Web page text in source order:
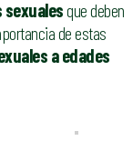
sexualesque deben
de estas
a edades